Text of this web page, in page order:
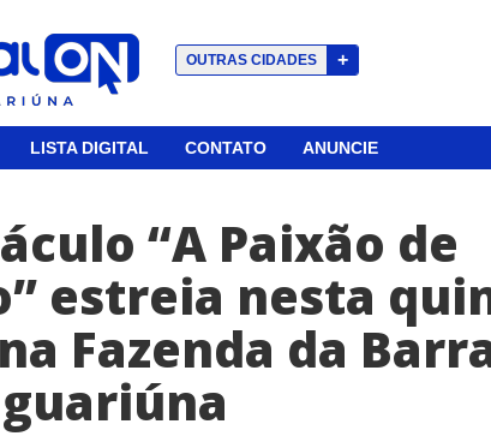
OUTRAS CIDADES +
LISTA DIGITAL CONTATO ANUNCIE
“A Paixão de
estreia nesta
Fazenda da“Passou mal e
relata declarante
homem que